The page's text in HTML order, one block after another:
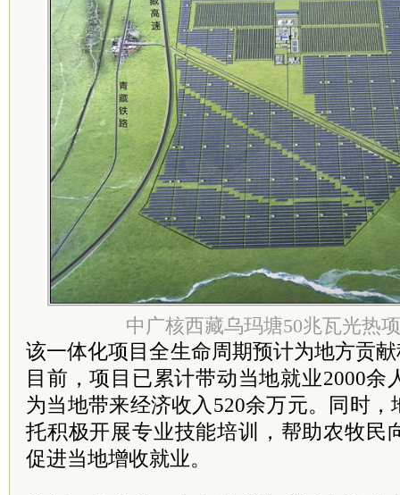
中广核西藏乌玛塘50兆瓦光热
该一体化项目全生命周期预计为地方贡
目前，项目已累计带动当地就业2000余
为当地带来经济收入520余万元。同时
托积极开展专业技能培训，帮助农牧民
促进当地增收就业。